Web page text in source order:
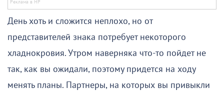
День хоть и сложится неплохо, но от
представителей знака потребует некоторого
хладнокровия. Утром наверняка что-то пойдет не
так, как вы ожидали, поэтому придется на ходу
менять планы. Партнеры, на которых вы привыкли